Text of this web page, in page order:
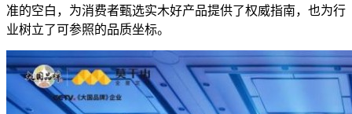
准的空白，为消费者甄选实木好产品提供了权威指南，也为行
业树立了可参照的品质坐标。